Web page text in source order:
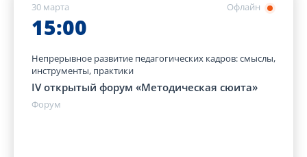
Офлайн
30 марта
15:00
Непрерывное развитие педагогических кадров: смыслы,
инструменты, практики
IV открытый форум «Методическая сюита»
Форум